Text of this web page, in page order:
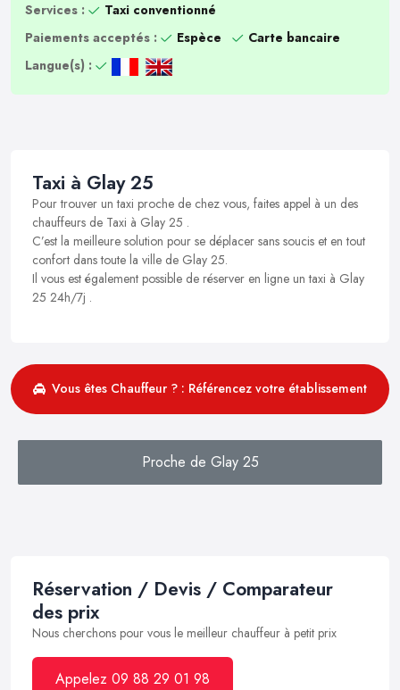
Services :
Taxi conventionné
Paiements acceptés :
Espèce
Carte bancaire
Langue(s) :
Taxi à Glay 25
Pour trouver un taxi proche de chez vous, faites appel à un des
chauffeurs de Taxi à Glay 25 .
C’est la meilleure solution pour se déplacer sans soucis et en tout
confort dans toute la ville de Glay 25.
Il vous est également possible de réserver en ligne un taxi à Glay
25 24h/7j .
Vous êtes Chauffeur ? : Référencez votre établissement
Proche de Glay 25
Réservation / Devis / Comparateur
des prix
Nous cherchons pour vous le meilleur chauffeur à petit prix
Appelez 09 88 29 01 98